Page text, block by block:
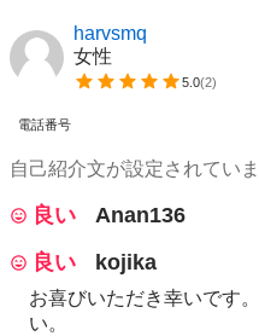
harvsmq
女性
5.0(2)
電話番号
自己紹介文が設定されてい
良い
Anan136
良い
kojika
お喜びいただき幸いです
い。